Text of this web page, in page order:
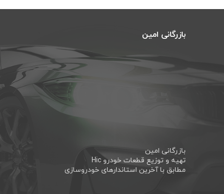
بازرگانی امین
بازرگانی امین
تهیه و توزیع قطعات خودرو Hic
مطابق با آخرین استاندارهای خودروسازی